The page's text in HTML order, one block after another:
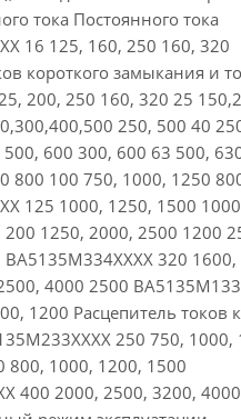
тока Постоянного тока
16 125, 160, 250 160, 320
короткого замыкания и
200, 250 160, 320 25
250, 500 40
600 300, 600 63 500,
800 100 750, 1000, 1250
125 1000, 1250, 1500
1250, 2000, 2500 1200
ВА5135М334ХХХХ 320 1600,
4000 2500
1200 Расцепитель токов
250 750, 1000,
800, 1000, 1200, 1500
400 2000, 2500, 3200,